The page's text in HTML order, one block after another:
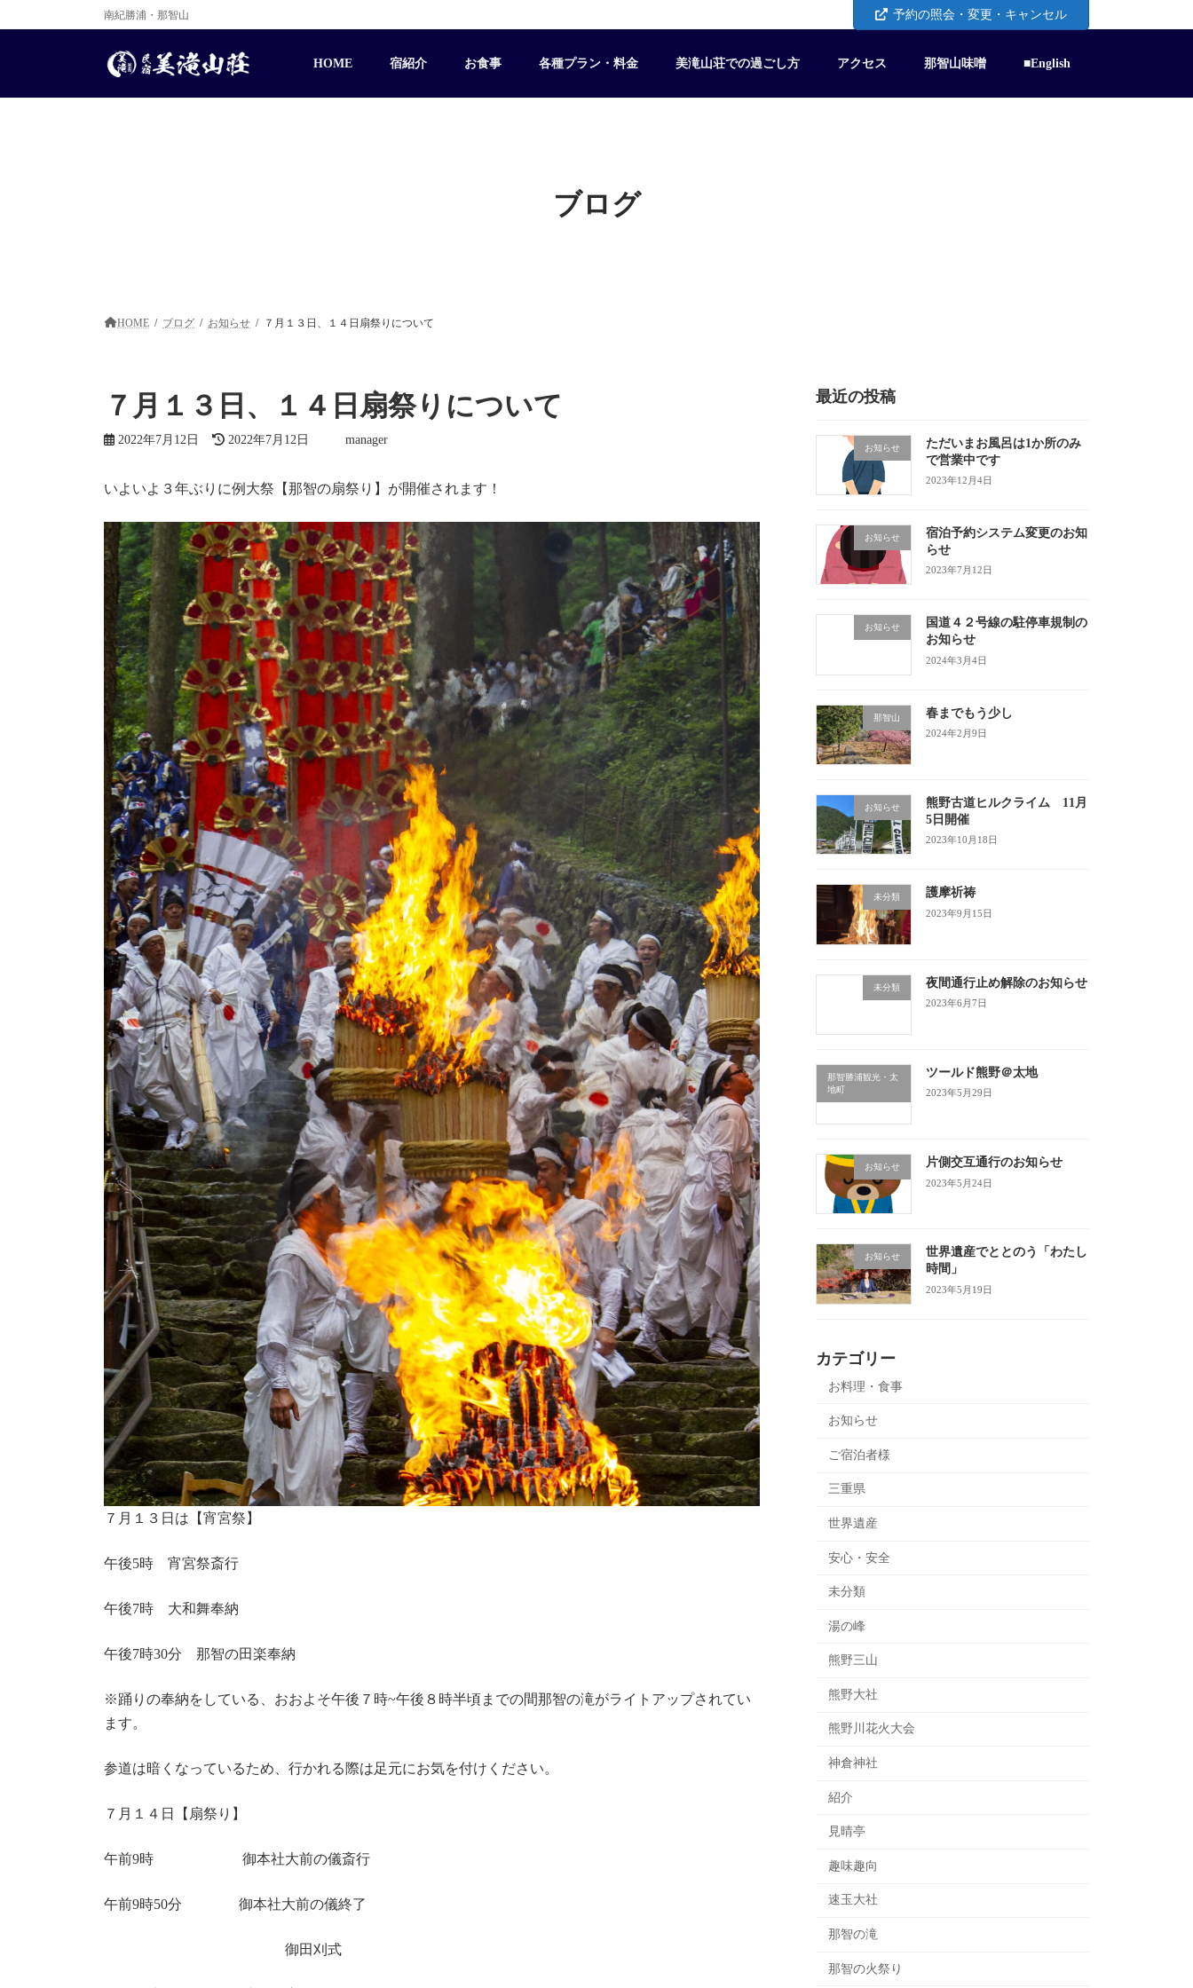
ン
へ
ビ
ョ
南紀勝浦・那智山 予約の照会・変更・キャンセル
HOME 宿紹介 お食事 各種プラン・料金 美滝山荘での過ごし方 アクセス 那智山味噌 ■English
ブログ
HOME ブログ お知らせ ７月１３日、１４日扇祭りについて
７月１３日、１４日扇祭りについて
2022年7月12日
最
新
:
2022年7月12日 manager
いよいよ３年ぶりに例大祭【那智の扇祭り】が開催されます！
７月１３日は【宵宮祭】
午後5時 宵宮祭斎行
午後7時 大和舞奉納
午後7時30分 那智の田楽奉納
※踊りの奉納をしている、おおよそ午後７時~午後８時半頃までの間那智の滝がライトアップされてい
ます。
参道は暗くなっているため、行かれる際は足元にお気を付けください。
７月１４日【扇祭り】
午前9時 御本社大前の儀斎行
午前9時50分 御本社大前の儀終了
御田刈式
最近の投稿
お知らせ
ただいまお風呂は1か所のみ
で営業中です
2023年12月4日
お知らせ
宿泊予約システム変更のお知
らせ
2023年7月12日
お知らせ
国道４２号線の駐停車規制の
お知らせ
2024年3月4日
那智山 春までもう少し
2024年2月9日
お知らせ
熊野古道ヒルクライム 11月
5日開催
2023年10月18日
未分類 護摩祈祷
2023年9月15日
未分類 夜間通行止め解除のお知らせ
2023年6月7日
那智勝浦観光・太
地町
ツールド熊野＠太地
2023年5月29日
お知らせ 片側交互通行のお知らせ
2023年5月24日
お知らせ
世界遺産でととのう「わたし
時間」
2023年5月19日
カテゴリー
お料理・食事
お知らせ
ご宿泊者様
三重県
世界遺産
安心・安全
未分類
湯の峰
熊野三山
熊野大社
熊野川花火大会
神倉神社
紹介
見晴亭
趣味趣向
速玉大社
那智の滝
那智の火祭り